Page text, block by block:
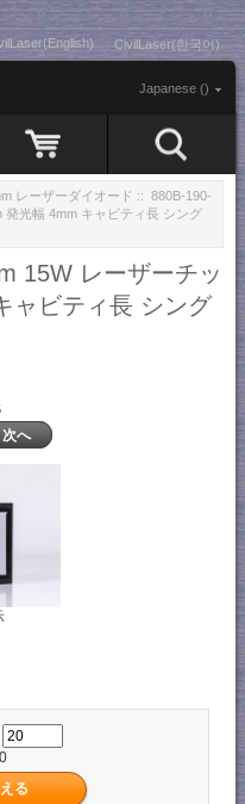
CivilLaser(한국어)
Japanese ()
レーザーダイオード :: 880B-190-
発光幅 4mm キャビティ長 シング
15W レーザーチッ
ャビティ長 シング
へ